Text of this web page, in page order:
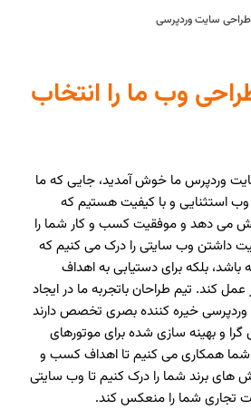
طراحی سایت وردپرسی
وب ما را انتخاب
وردپرس ما خوش آمدید، جایی که ما
وب استثنایی و با کیفیت هستیم که
می دهد و موفقیت کسب و کار شما را
داشتن وب سایتی را درک می کنیم که
بلکه برای دستیابی به اهداف
کند. تیم طراحان باتجربه ما در ایجاد
خیره کننده بصری تخصص دارند
و بهینه سازی شده برای موتورهای
شما همکاری می کنیم تا اهداف کسب و
های برند شما را درک کنیم تا وب سایتی
تجاری شما را منعکس کند.